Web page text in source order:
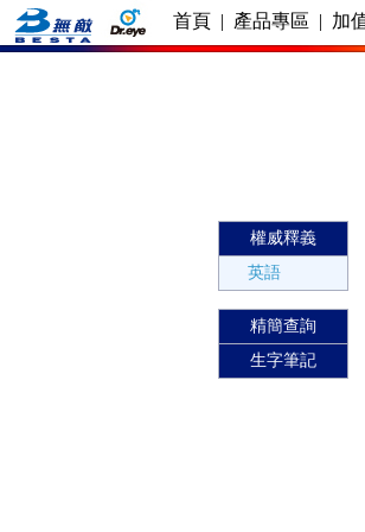
首頁 | 產品專區 | 加
權威釋義
英語
精簡查詢
生字筆記